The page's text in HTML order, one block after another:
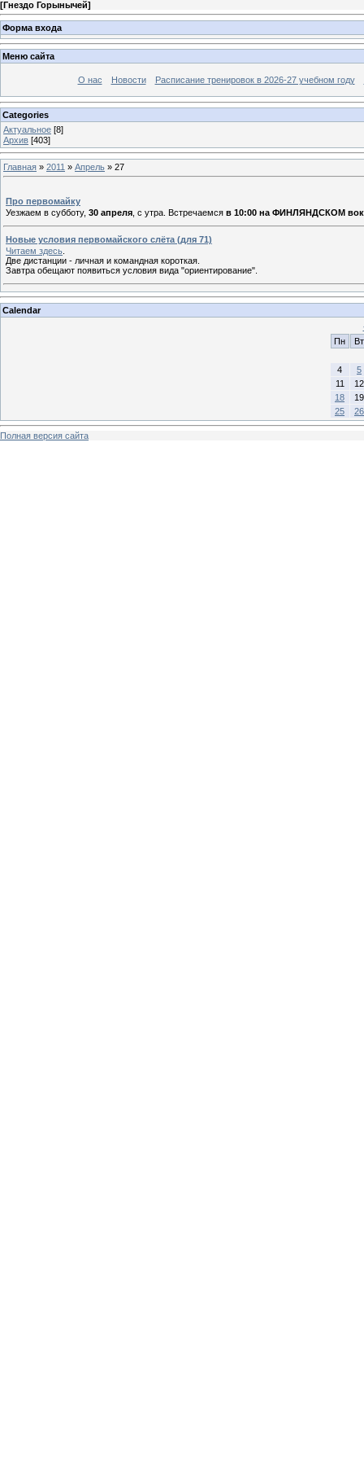
[Гнездо Горынычей]
Форма входа
Меню сайта
О нас Новости Расписание тренировок в 2026-27 учебном году
Categories
Актуальное [8]
Архив [403]
Главная » 2011 » Апрель » 27
Про первомайку
Уезжаем в субботу, 30 апреля , с утра. Встречаемся в 10:00 на ФИНЛЯНДСКОМ
Новые условия первомайского слёта (для 71)
Читаем здесь
Две дистанции - личная и командная короткая.
Завтра обещают появиться условия вида "ориентирование".
Calendar
Пн
Вт
4
5
11
12
18
19
25
26
Полная версия сайта